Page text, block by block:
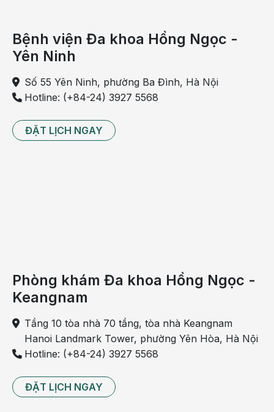
Bệnh viện Đa khoa Hồng Ngọc -
Yên Ninh
Số 55 Yên Ninh, phường Ba Đình, Hà Nội
Hotline: (+84-24) 3927 5568
ĐẶT LỊCH NGAY
Phòng khám Đa khoa Hồng Ngọc -
Keangnam
Tầng 10 tòa nhà 70 tầng, tòa nhà Keangnam
Hanoi Landmark Tower, phường Yên Hòa, Hà Nội
Hotline: (+84-24) 3927 5568
ĐẶT LỊCH NGAY